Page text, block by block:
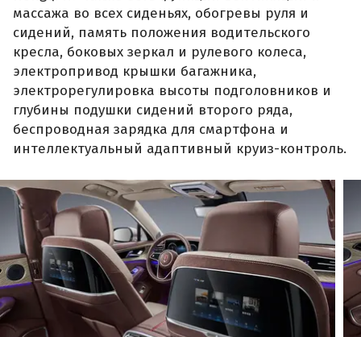
массажа во всех сиденьях, обогревы руля и
сидений, память положения водительского
кресла, боковых зеркал и рулевого колеса,
электропривод крышки багажника,
электрорегулировка высоты подголовников и
глубины подушки сидений второго ряда,
беспроводная зарядка для смартфона и
интеллектуальный адаптивный круиз-контроль.